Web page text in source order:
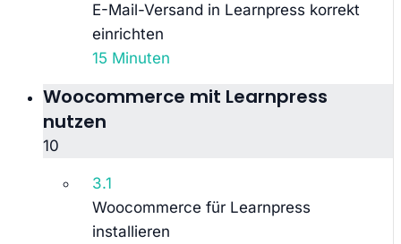
E-Mail-Versand in Learnpress korrekt
einrichten
15 Minuten
Woocommerce mit Learnpress
nutzen
10
3.1
Woocommerce für Learnpress
installieren